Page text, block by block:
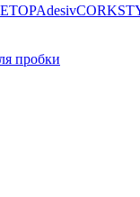
Adesiv
пробки